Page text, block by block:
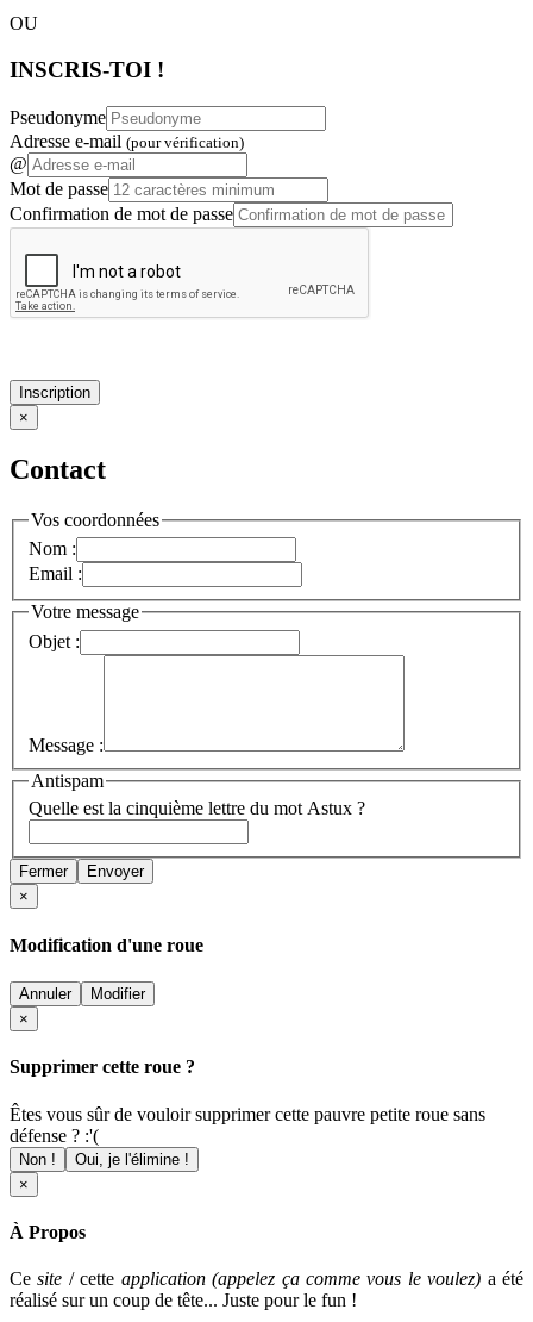
OU
INSCRIS-TOI !
Pseudonyme
Adresse e-mail (pour vérification)
@
Mot de passe
Confirmation de mot de passe
Inscription
×
Contact
Vos coordonnées
Nom :
Email :
Votre message
Objet :
Message :
Antispam
Quelle est la cinquième lettre du mot Astux ?
Fermer
Envoyer
×
Modification d'une roue
Annuler
Modifier
×
Supprimer cette roue ?
Êtes vous sûr de vouloir supprimer cette pauvre petite roue sans
défense ? :'(
Non !
Oui, je l'élimine !
×
À Propos
Cesite / cette application (appelez ça comme vous le voulez) a été
réalisé sur un coup de tête... Juste pour le fun !